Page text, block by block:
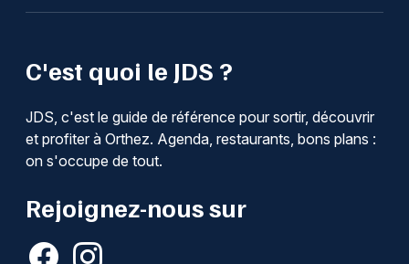
C'est quoi le JDS ?
JDS, c'est le guide de référence pour sortir, découvrir
et profiter à Orthez. Agenda, restaurants, bons plans :
on s'occupe de tout.
Rejoignez-nous sur